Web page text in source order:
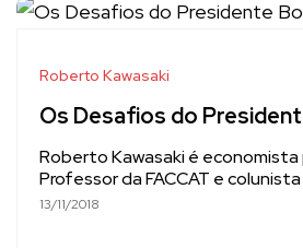
Roberto Kawasaki
Os Desafios do
Roberto Kawasaki é economista
Professor da FACCAT e
13/11/2018